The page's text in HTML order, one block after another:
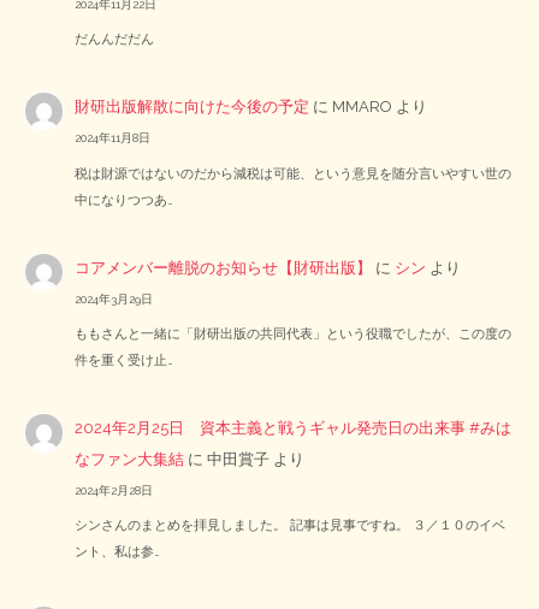
2024年11月22日
だんんだだん
財研出版解散に向けた今後の予定 に MMARO より
2024年11月8日
税は財源ではないのだから減税は可能、という意見を随分言いやすい世の
中になりつつあ…
コアメンバー離脱のお知らせ【財研出版】 に シン より
2024年3月29日
ももさんと一緒に「財研出版の共同代表」という役職でしたが、この度の
件を重く受け止…
2024年2月25日 資本主義と戦うギャル発売日の出来事 #みは
なファン大集結 に中田賞子 より
2024年2月28日
シンさんのまとめを拝見しました。 記事は見事ですね。 ３／１０のイベ
ント、私は参…